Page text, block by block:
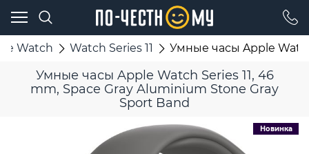
Watch Watch Series 11 Умные часы Apple
Умные часы Apple Watch Series 11, 46
mm, Space Gray Aluminium Stone Gray
Sport Band
Новинка